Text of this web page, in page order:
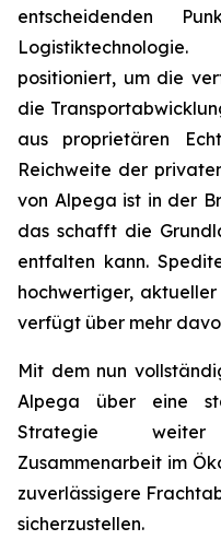
entscheidenden
positioniert, um die
die
aus proprietären
Reichweite der
von Alpega ist in der
das schafft die
entfalten kann.
hochwertiger,
verfügt über mehr
Mit dem nun
Alpega über eine
Strategie
Zusammenarbeit im
zuverlässigere
sicherzustellen.